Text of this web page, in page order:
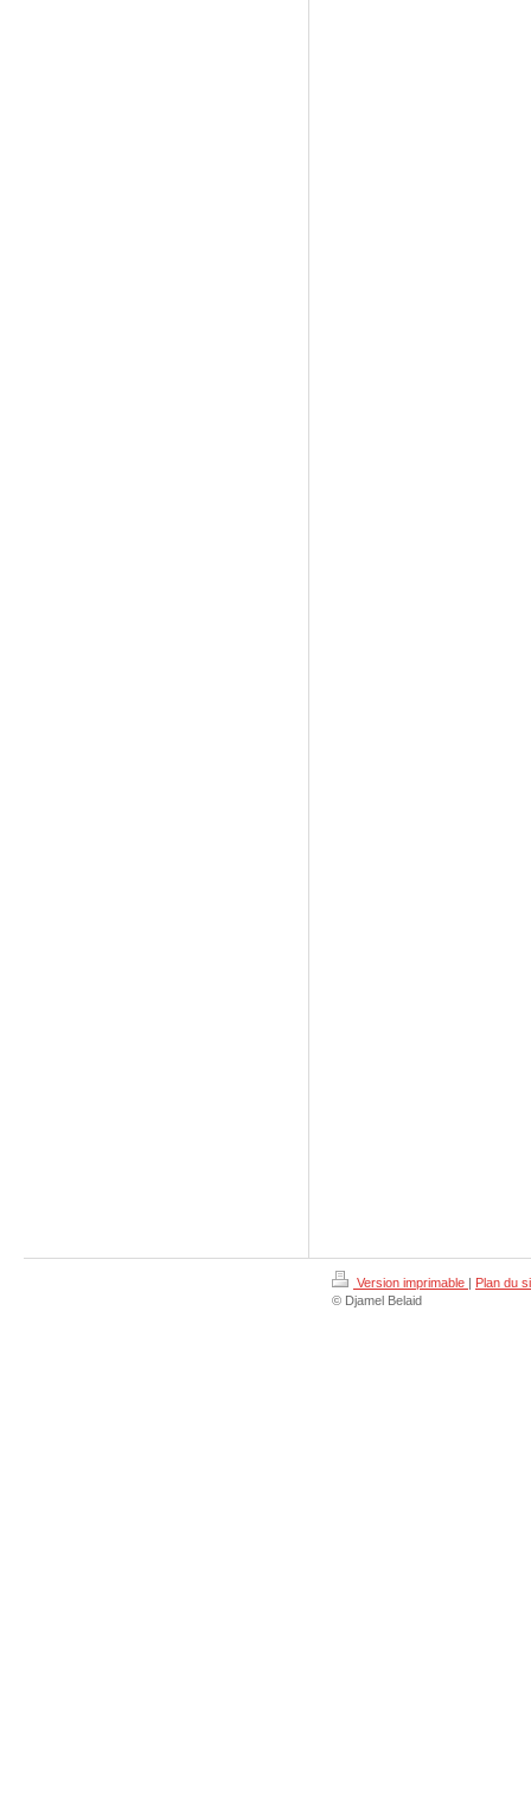
Version imprimable | Plan du
© Djamel Belaid